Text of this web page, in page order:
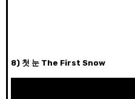
8) 첫 눈 The First Snow